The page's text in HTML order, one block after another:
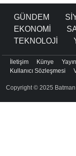
GÜNDEM
EKONOMİ
TEKNOLOJİ
Copyright © 2025
İletişim Künye
Kullanıcı Sözleşmesi